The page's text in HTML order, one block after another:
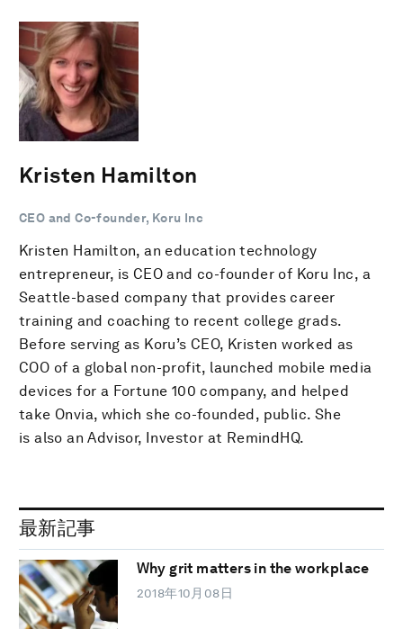
Kristen Hamilton
CEO and Co-founder, Koru Inc
Kristen Hamilton, an education technology
entrepreneur, is CEO and co-founder of Koru Inc, a
Seattle-based company that provides career
training and coaching to recent college grads.
Before serving as Koru’s CEO, Kristen worked as
COO of a global non-profit, launched mobile media
devices for a Fortune 100 company, and helped
take Onvia, which she co-founded, public. She
is also an Advisor, Investor at RemindHQ.
最新記事
Why grit matters in the workplace
2018年10月08日